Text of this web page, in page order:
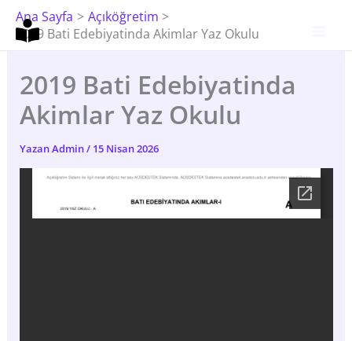
İçeriğe
Atla
Ana Sayfa
Açıköğretim
2019 Bati Edebiyatinda Akimlar Yaz Okulu
2019 Bati Edebiyatinda
Akimlar Yaz Okulu
YazanAdmin/ 15 Nisan 2026